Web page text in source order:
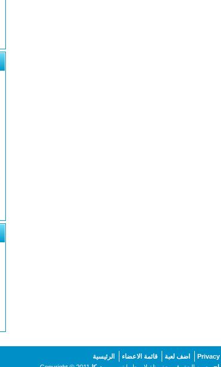
الرئيسية قائمة الاعضاء اضف لعبة